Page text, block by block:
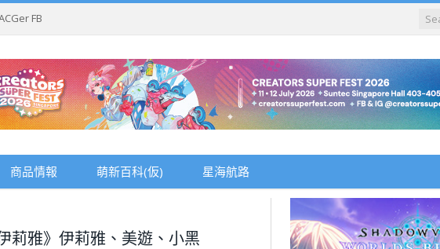
FB
商品情報 萌新百科(仮) 星海航路
莉雅》伊莉雅、美遊、小黑